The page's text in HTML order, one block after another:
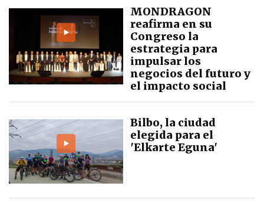
MONDRAGON
reafirma en su
Congreso la
estrategia para
impulsar los
negocios del futuro y
el impacto social
Bilbo, la ciudad
elegida para el
'Elkarte Eguna'